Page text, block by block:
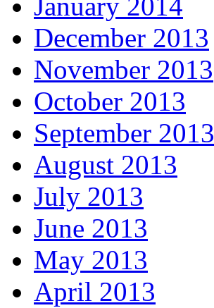
January 2014
December 2013
November 2013
October 2013
September 2013
August 2013
July 2013
June 2013
May 2013
April 2013